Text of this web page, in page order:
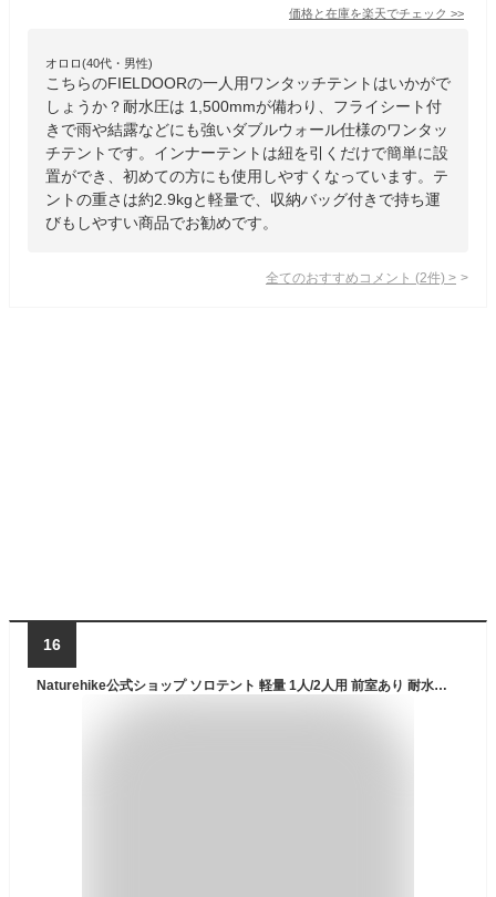
価格と在庫を楽天でチェック >>
オロロ(40代・男性)
こちらのFIELDOORの一人用ワンタッチテントはいかがで
しょうか？耐水圧は 1,500mmが備わり、フライシート付
きで雨や結露などにも強いダブルウォール仕様のワンタッ
チテントです。インナーテントは紐を引くだけで簡単に設
置ができ、初めての方にも使用しやすくなっています。テ
ントの重さは約2.9kgと軽量で、収納バッグ付きで持ち運
びもしやすい商品でお勧めです。
全てのおすすめコメント (2件) >
16
Naturehike公式ショップ ソロテント 軽量 1人/2人用 前室あり 耐水圧4000mm 20D ツーリング グランドシード付き コンパクト 3シーズン アウトドア キャンプ 登山 (ネイビー, ２人用)